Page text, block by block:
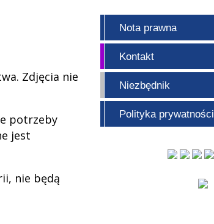
Zdjęcia nie
potrzeby
jest
nie będą
Nota prawna
Kontakt
Niezbędnik
Polityka prywatności